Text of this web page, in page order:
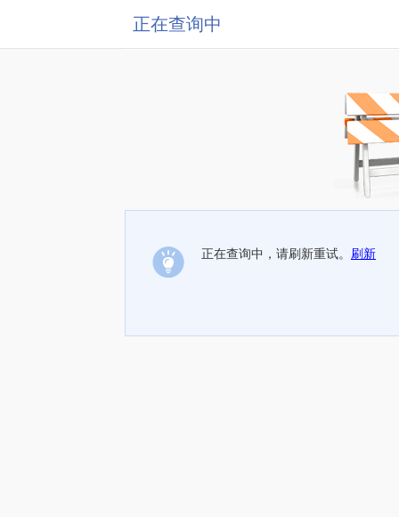
正在查询中
正在查询中，请刷新重试。 刷新